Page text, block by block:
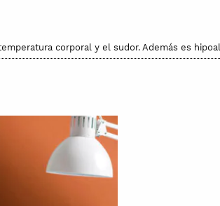
corporal y el sudor. Además es
para su crecimiento. Además es un tejido de